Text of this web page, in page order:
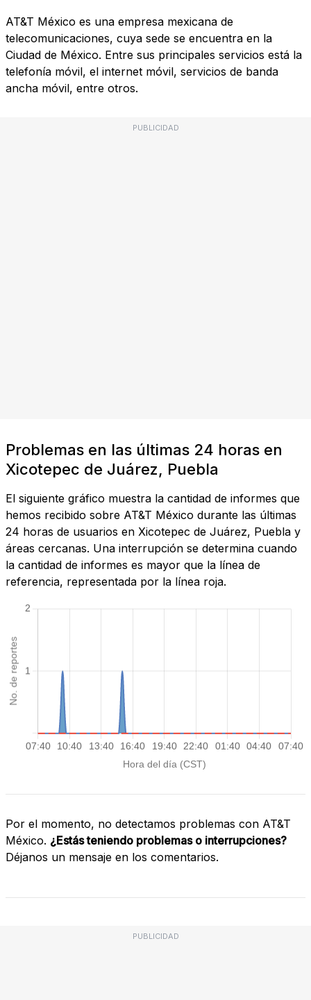
AT&T México es una empresa mexicana de
telecomunicaciones, cuya sede se encuentra en la
Ciudad de México. Entre sus principales servicios está la
telefonía móvil, el internet móvil, servicios de banda
ancha móvil, entre otros.
PUBLICIDAD
Problemas en las últimas 24 horas en
Xicotepec de Juárez, Puebla
El siguiente gráfico muestra la cantidad de informes que
hemos recibido sobre AT&T México durante las últimas
24 horas de usuarios en Xicotepec de Juárez, Puebla y
áreas cercanas. Una interrupción se determina cuando
la cantidad de informes es mayor que la línea de
referencia, representada por la línea roja.
Por el momento, no detectamos problemas con AT&T
México. ¿Estás teniendo problemas o interrupciones?
Déjanos un mensaje en los comentarios.
PUBLICIDAD